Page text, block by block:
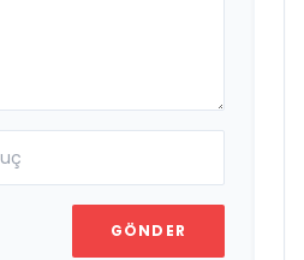
GÖNDER